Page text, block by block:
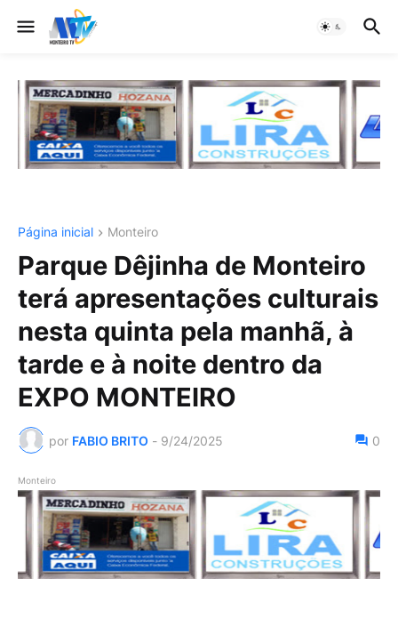
Página inicial Monteiro
Parque Dêjinha de Monteiro
terá apresentações culturais
nesta quinta pela manhã, à
tarde e à noite dentro da
EXPO MONTEIRO
por FABIO BRITO - 9/24/2025 0
Monteiro